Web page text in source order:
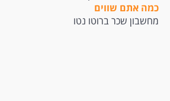
כמה אתם שווים
מחשבון שכר ברוטו נטו